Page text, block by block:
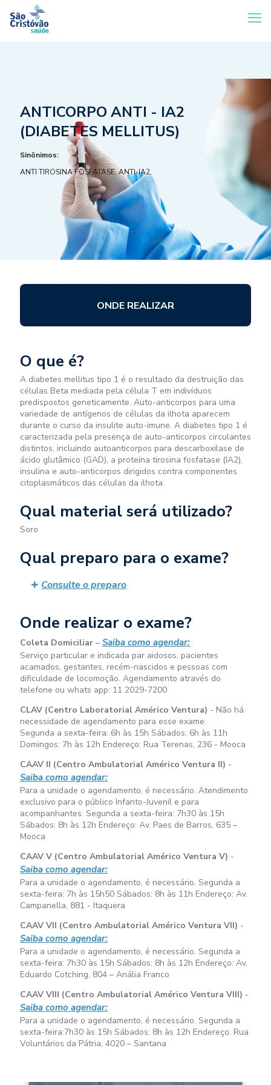
ANTICORPO ANTI - IA2
(DIABETES MELLITUS)
Sinônimos:
ANTI TIROSINA FOSFATASE, ANTI-IA2,
ONDE REALIZAR
O que é?
A diabetes mellitus tipo 1 é o resultado da destruição das
células Beta mediada pela célula T em indivíduos
predispostos geneticamente. Auto-anticorpos para uma
variedade de antígenos de células da ilhota aparecem
durante o curso da insulite auto-imune. A diabetes tipo 1 é
caracterizada pela presença de auto-anticorpos circulantes
distintos, incluindo autoanticorpos para descarboxilase de
ácido glutâmico (GAD), a proteína tirosina fosfatase (IA2),
insulina e auto-anticorpos dirigidos contra componentes
citoplasmáticos das células da ilhota.
Qual material será utilizado?
Soro
Qual preparo para o exame?
Consulte o preparo
Onde realizar o exame?
Coleta Domiciliar – Saiba como agendar:
Serviço particular e indicada par aidosos, pacientes
acamados, gestantes, recém-nascidos e pessoas com
dificuldade de locomoção. Agendamento através do
telefone ou whats app: 11 2029-7200
CLAV (Centro Laboratorial Américo Ventura) - Não há
necessidade de agendamento para esse exame.
Segunda a sexta-feira: 6h às 15h Sábados: 6h às 11h
Domingos: 7h às 12h Endereço: Rua Terenas, 236 - Mooca
CAAV II (Centro Ambulatorial Américo Ventura II) -
Saiba como agendar:
Para a unidade o agendamento, é necessário. Atendimento
exclusivo para o público Infanto-Juvenil e para
acompanhantes. Segunda a sexta-feira: 7h30 às 15h
Sábados: 8h às 12h Endereço: Av. Paes de Barros, 635 –
Mooca
CAAV V (Centro Ambulatorial Américo Ventura V) -
Saiba como agendar:
Para a unidade o agendamento, é necessário. Segunda a
sexta-feira: 7h às 15h50 Sábados: 8h às 11h Endereço: Av.
Campanella, 881 - Itaquera
CAAV VII (Centro Ambulatorial Américo Ventura VII) -
Saiba como agendar:
Para a unidade o agendamento, é necessário. Segunda a
sexta-feira: 7h30 às 15h Sábados: 8h às 12h Endereço: Av.
Eduardo Cotching, 804 – Anália Franco
CAAV VIII (Centro Ambulatorial Américo Ventura VIII) -
Saiba como agendar:
Para a unidade o agendamento, é necessário. Segunda a
sexta-feira:7h30 às 15h Sábados: 8h às 12h Endereço: Rua
Voluntários da Pátria, 4020 – Santana